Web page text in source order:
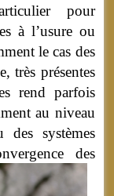
pour
à l’usure ou
le cas des
très présentes
rend parfois
au niveau
systèmes
des